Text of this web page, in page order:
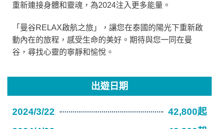
重新連接身體和靈魂，為2024注入更多能量。
「曼谷RELAX啟航之旅」，讓您在泰國的陽光下重新啟
動內在的旅程，感受生命的美好。期待與您一同在曼
谷，尋找心靈的寧靜和愉悅。
出遊日期
2024/3/22
42,800起